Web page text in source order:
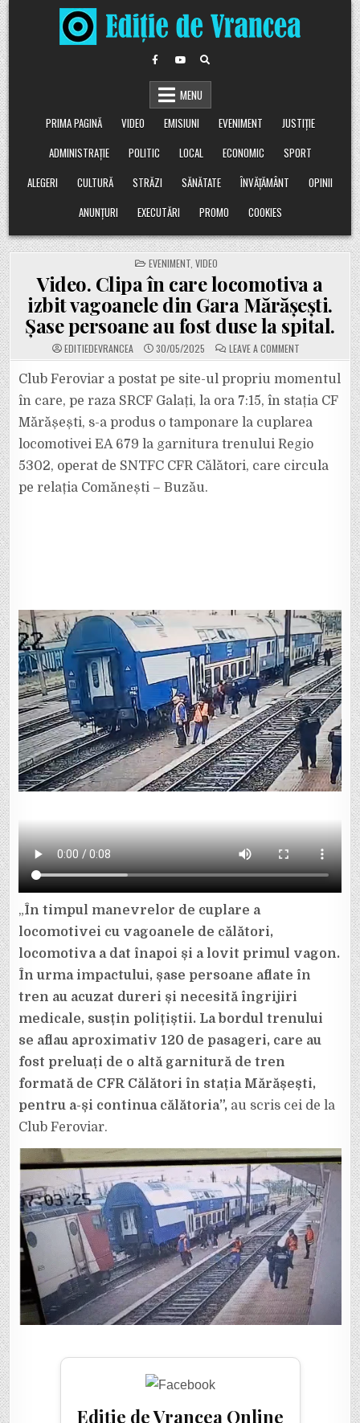
Skip
to
content
MENU
PRIMA PAGINĂ
VIDEO EMISIUNI EVENIMENT
JUSTIȚIE
ADMINISTRAȚIE
POLITIC LOCAL ECONOMIC
SPORT
ALEGERI
CULTURĂ STRĂZI SĂNĂTATE ÎNVĂȚĂMÂNT
OPINII
ANUNȚURI
EXECUTĂRI PROMO COOKIES
POSTED
IN
EVENIMENT, VIDEO
Video. Clipa în care locomotiva a
izbit vagoanele din Gara Mărășești.
Șase persoane au fost duse la spital.
EDITIEDEVRANCEA 30/05/2025 LEAVE A COMMENT
VIDEO.
ÎN
CARE
LOCOMOTIVA
A
VAGOANELE
GARA
MĂRĂȘEȘTI.
ȘASE
PERSOANE
Club Feroviar a postat pe site-ul propriu momentul
în care, pe raza SRCF Galați, la ora 7:15, în stația CF
Mărășești, s-a produs o tamponare la cuplarea
locomotivei EA 679 la garnitura trenului Regio
5302, operat de SNTFC CFR Călători, care circula
pe relația Comănești – Buzău.
„În timpul manevrelor de cuplare a
locomotivei cu vagoanele de călători,
locomotiva a dat înapoi și a lovit primul vagon.
În urma impactului, șase persoane aflate în
tren au acuzat dureri și necesită îngrijiri
medicale, susțin polițiștii. La bordul trenului
se aflau aproximativ 120 de pasageri, care au
fost preluați de o altă garnitură de tren
formată de CFR Călători în stația Mărășești,
pentru a-și continua călătoria”, au scris cei de la
Club Feroviar.
Ediție de Vrancea Online